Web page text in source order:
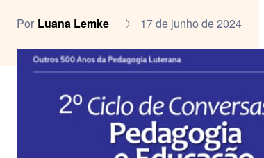
Por Luana Lemke 17 de junho de 2024